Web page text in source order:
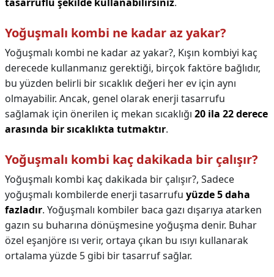
Yoğuşmalı kombi ne kadar az yakar?
Yoğuşmalı kombi ne kadar az yakar?, Kışın kombiyi kaç
derecede kullanmanız gerektiği, birçok faktöre bağlıdır,
bu yüzden belirli bir sıcaklık değeri her ev için aynı
olmayabilir. Ancak, genel olarak enerji tasarrufu
sağlamak için önerilen iç mekan sıcaklığı 20 ila 22 derece
arasında bir sıcaklıkta tutmaktır.
Yoğuşmalı kombi kaç dakikada bir çalışır?
Yoğuşmalı kombi kaç dakikada bir çalışır?, Sadece
yoğuşmalı kombilerde enerji tasarrufu yüzde 5 daha
fazladır. Yoğuşmalı kombiler baca gazı dışarıya atarken
gazın su buharına dönüşmesine yoğuşma denir. Buhar
özel eşanjöre ısı verir, ortaya çıkan bu ısıyı kullanarak
ortalama yüzde 5 gibi bir tasarruf sağlar.